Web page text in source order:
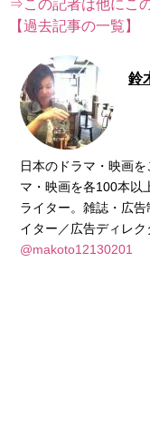
⇒この記者は他にこ
【過去記事の一覧】
鈴
日本のドラマ・映画
マ・映画を各100本以
ライター。雑誌・広
イター／広告ディレク
@makoto12130201